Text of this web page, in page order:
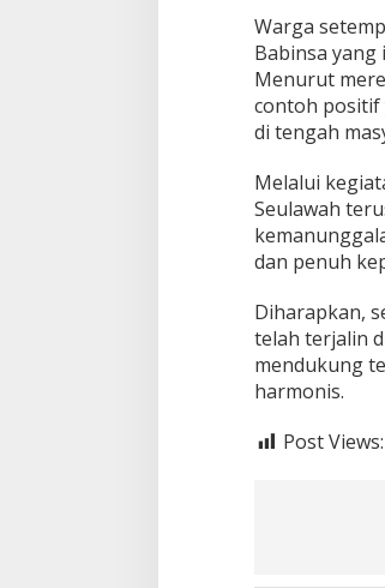
a
t
Warga
Babinsa
Menurut
contoh positif
di tengah
Melalui
Seulawah
dan penuh
Diharapkan,
telah terjalin
mendukung
harmonis.
Post Views: